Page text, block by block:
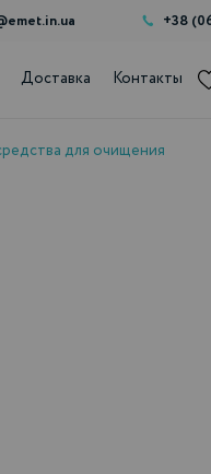
+38
Доставка Контакты
для очищения